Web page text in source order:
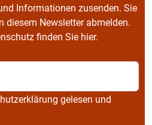
Informationen zusenden. Sie
diesem Newsletter abmelden.
finden Sie hier.
gelesen und